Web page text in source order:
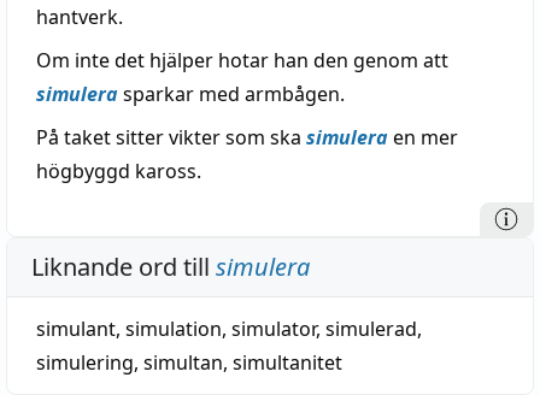
hantverk.
Om inte det hjälper hotar han den genom att
simulerasparkar med armbågen.
På taket sitter vikter som ska simuleraen mer
högbyggd kaross.
Liknande ord till simulera
simulant, simulation, simulator, simulerad,
simulering, simultan, simultanitet